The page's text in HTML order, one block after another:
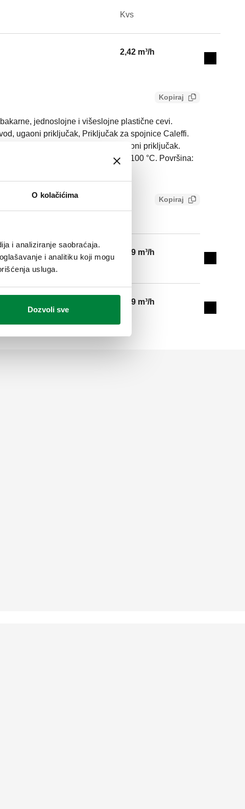
O kolačićima
i analiziranje saobraćaja.
i analitiku koji mogu
usluga.
Dozvoli sve
Kvs
2,42 m³/h
Collapse
Kopiraj
jednoslojne i višeslojne plastične cevi.
ugaoni priključak, Priključak za spojnice Caleffi.
A (ISO 228-1) M, krajnji odvod, ugaoni priključak.
bar. Srednji raspon temperature: 5–100 °C. Površina:
Kopiraj
3,99 m³/h
Expand
3,99 m³/h
Expand